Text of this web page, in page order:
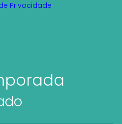
Privacidade